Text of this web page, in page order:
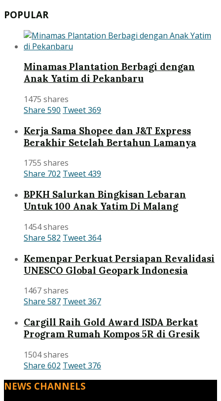
POPULAR
Minamas Plantation Berbagi dengan
Anak Yatim di Pekanbaru
1475 shares
Share 590 Tweet369
Kerja Sama Shopee dan J&T Express
Berakhir Setelah Bertahun Lamanya
1755 shares
Share 702 Tweet 439
BPKH Salurkan Bingkisan Lebaran
Untuk 100 Anak Yatim Di Malang
1454 shares
Share 582 Tweet364
Kemenpar Perkuat Persiapan Revalidasi
UNESCO Global Geopark Indonesia
1467 shares
Share 587 Tweet367
Cargill Raih Gold Award ISDA Berkat
Program Rumah Kompos 5R di Gresik
1504 shares
Share 602 Tweet376
NEWS CHANNELS